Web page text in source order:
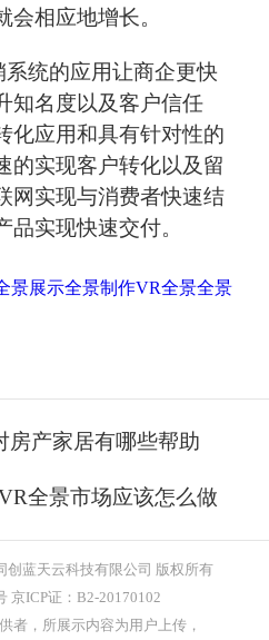
相应地增长。
统的应用让商企更快
知名度以及客户信任
化应用和具有针对性的
的实现客户转化以及留
网实现与消费者快速结
实现快速交付。
景展示全景制作VR全景全景
房产家居有哪些帮助
全景市场应该怎么做
创蓝天云科技有限公司 版权所有
京ICP证：B2-20170102
者，所展示内容为用户上传，